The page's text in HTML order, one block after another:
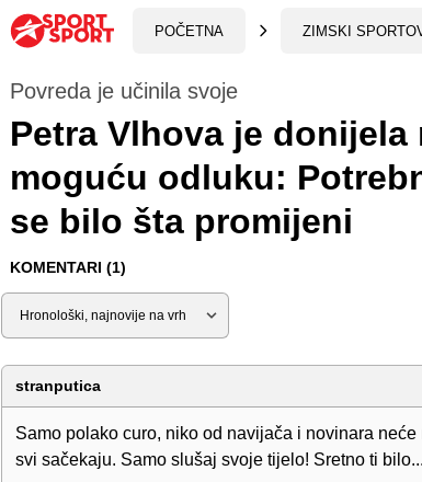
POČETNA ZIMSKI
Povreda je učinila svoje
Petra Vlhova je donijela
moguću odluku:
se bilo šta promijeni
KOMENTARI (1)
Sortiraj
stranputica
Samo polako curo, niko od navijača i novinara
svi sačekaju. Samo slušaj svoje tijelo! Sretno ti bilo...